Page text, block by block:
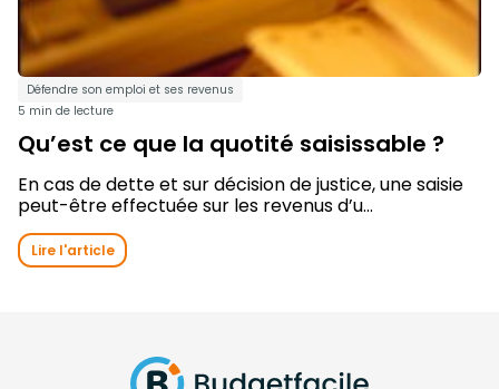
Défendre son emploi et ses revenus
5 min de lecture
Qu’est ce que la quotité saisissable ?
En cas de dette et sur décision de justice, une saisie
peut-être effectuée sur les revenus d’u...
Lire l'article